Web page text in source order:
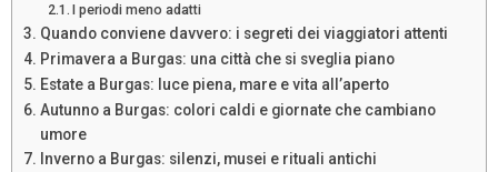
I periodi meno adatti
Quando conviene davvero: i segreti dei viaggiatori attenti
Primavera a Burgas: una città che si sveglia piano
Estate a Burgas: luce piena, mare e vita all’aperto
Autunno a Burgas: colori caldi e giornate che cambiano
umore
Inverno a Burgas: silenzi, musei e rituali antichi